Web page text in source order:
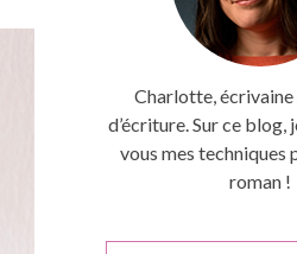
Charlotte, écrivaine
d’écriture. Sur ce blog,
vous mes techniques
roman !